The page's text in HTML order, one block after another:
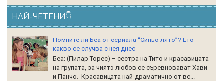
НАЙ-ЧЕТЕНИ👇
Помните ли Беа от сериала “Синьо лято”? Ето
какво се случва с нея днес
Беа: (Пилар Торес) – сестра на Тито и красавицата
на групата, за чиято любов се съревновават Хави
и Панчо. Красавицата най-драматично от вс...